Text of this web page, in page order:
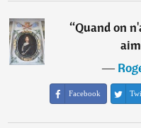
“Quand on
―
Facebook